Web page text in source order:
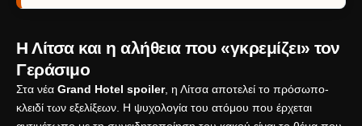
Η Λίτσα και η αλήθεια που «γκρεμίζει» τον
Γεράσιμο
Στα νέα Grand Hotel spoiler, η Λίτσα αποτελεί το πρόσωπο-
κλειδί των εξελίξεων. Η ψυχολογία του ατόμου που έρχεται